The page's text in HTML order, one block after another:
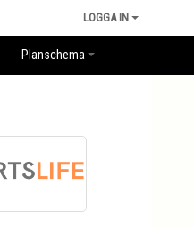
LOGGA IN
Planschema